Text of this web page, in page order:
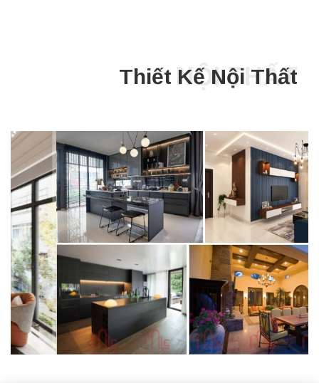
NỘI THẤT
Thiết Kế Nội Thất